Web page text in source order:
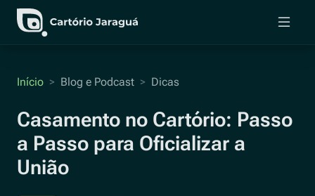
Início > Blog e Podcast > Dicas
Casamento no Cartório: Passo
a Passo para Oficializar a
União